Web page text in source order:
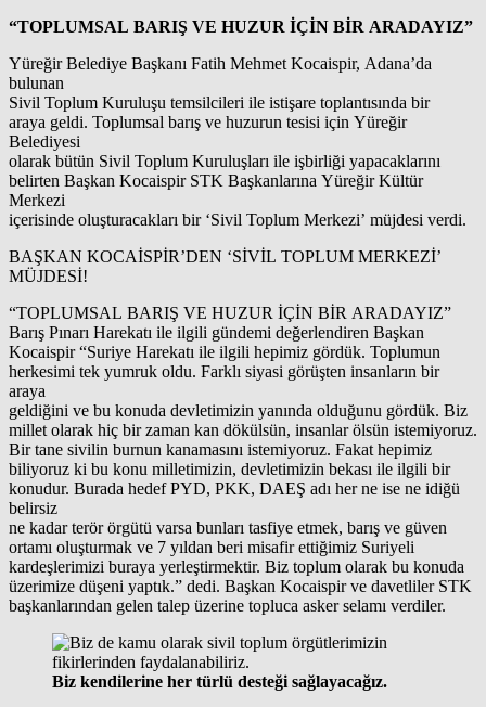
“TOPLUMSAL BARIŞ VE HUZUR İÇİN BİR ARADAYIZ”
Yüreğir Belediye Başkanı Fatih Mehmet Kocaispir, Adana’da
bulunan
Sivil Toplum Kuruluşu temsilcileri ile istişare toplantısında bir
araya geldi. Toplumsal barış ve huzurun tesisi için Yüreğir
Belediyesi
olarak bütün Sivil Toplum Kuruluşları ile işbirliği yapacaklarını
belirten Başkan Kocaispir STK Başkanlarına Yüreğir Kültür
Merkezi
içerisinde oluşturacakları bir ‘Sivil Toplum Merkezi’ müjdesi verdi.
BAŞKAN KOCAİSPİR’DEN ‘SİVİL TOPLUM MERKEZİ’
MÜJDESİ!
“TOPLUMSAL BARIŞ VE HUZUR İÇİN BİR ARADAYIZ”
Barış Pınarı Harekatı ile ilgili gündemi değerlendiren Başkan
Kocaispir “Suriye Harekatı ile ilgili hepimiz gördük. Toplumun
herkesimi tek yumruk oldu. Farklı siyasi görüşten insanların bir
araya
geldiğini ve bu konuda devletimizin yanında olduğunu gördük. Biz
millet olarak hiç bir zaman kan dökülsün, insanlar ölsün istemiyoruz.
Bir tane sivilin burnun kanamasını istemiyoruz. Fakat hepimiz
biliyoruz ki bu konu milletimizin, devletimizin bekası ile ilgili bir
konudur. Burada hedef PYD, PKK, DAEŞ adı her ne ise ne idiğü
belirsiz
ne kadar terör örgütü varsa bunları tasfiye etmek, barış ve güven
ortamı oluşturmak ve 7 yıldan beri misafir ettiğimiz Suriyeli
kardeşlerimizi buraya yerleştirmektir. Biz toplum olarak bu konuda
üzerimize düşeni yaptık.” dedi. Başkan Kocaispir ve davetliler STK
başkanlarından gelen talep üzerine topluca asker selamı verdiler.
Biz kendilerine her türlü desteği sağlayacağız.